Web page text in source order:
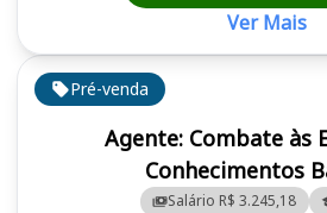
Pré-venda
Agente: Combate às
Conhecimentos
Salário R$ 3.245,18
Ver Mais